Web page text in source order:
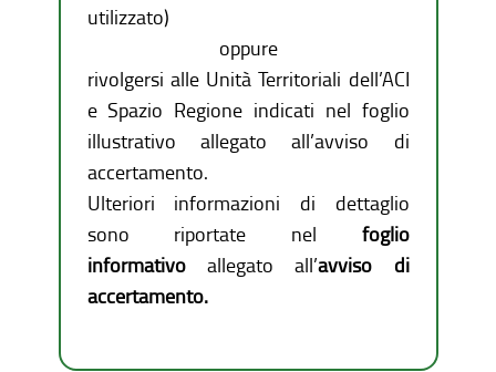
utilizzato)
oppure
rivolgersi alle Unità Territoriali dell’ACI
e Spazio Regione indicati nel foglio
illustrativo allegato all’avviso di
accertamento.
Ulteriori informazioni di dettaglio
sono riportate nel foglio
informativoallegato all’avviso di
accertamento.